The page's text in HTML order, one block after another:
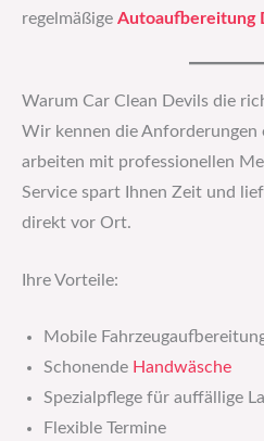
regelmäßige Autoaufbereitung
Warum Car Clean Devils die
Wir kennen die Anforderungen
arbeiten mit professionellen
Service spart Ihnen Zeit und
direkt vor Ort.
Ihre Vorteile:
Mobile
Schonende Handwäsche
Spezialpflege für auffällige
Flexible Termine